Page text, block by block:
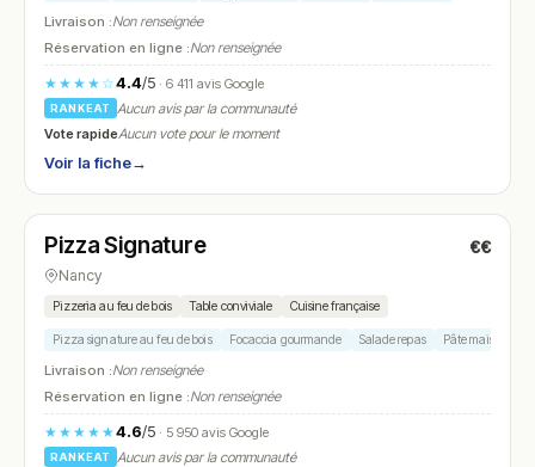
Livraison :Non renseignée
Réservation en ligne :Non renseignée
★★★★☆4.4/5· 6 411 avis Google
RANKEAT
Aucun avis par la communauté
Vote rapideAucun vote pour le moment
Voir la fiche→
N° 21
Pizza Signature €€
Nancy
Pizzeria au feu de bois Table conviviale Cuisine française
Pizza signature au feu de bois Focaccia gourmande Salade repas Pâte maison
Livraison :Non renseignée
Réservation en ligne :Non renseignée
★★★★★4.6/5· 5 950 avis Google
RANKEAT
Aucun avis par la communauté